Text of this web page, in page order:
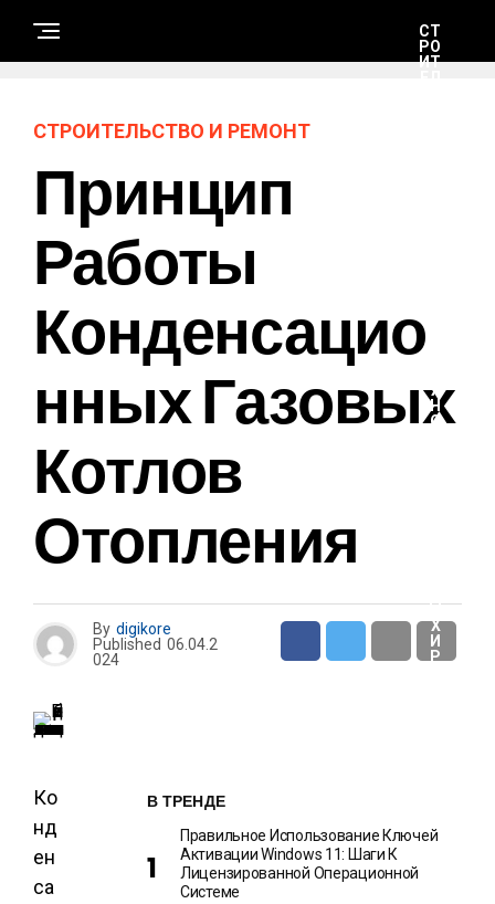
СТ
РО
ИТ
Х
Н
О
Ы
Х
И
Р
СТРОИТЕЛЬСТВО И РЕМОНТ
Принцип
Работы
Конденсацио
Нных Газовых
Котлов
Отопления
By digikore
Published 06.04.2
024
Ко
нд
ен
са
В ТРЕНДЕ
Правильное Использование Ключей
Активации Windows 11: Шаги К
Лицензированной Операционной
Системе